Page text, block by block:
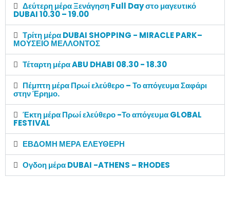
Δεύτερη μέρα Ξενάγηση Full Day στο μαγευτικό
DUBAI 10.30 – 19.00
Τρίτη μέρα DUBAI SHOPPING - MIRACLE PARK–
ΜΟΥΣΕΙΟ ΜΕΛΛΟΝΤΟΣ
Τέταρτη μέρα ABU DHABI 08.30 - 18.30
Πέμπτη μέρα Πρωί ελεύθερο – Το απόγευμα Σαφάρι
στην Έρημο.
Έκτη μέρα Πρωί ελεύθερο -Το απόγευμα GLOBAL
FESTIVAL
ΕΒΔΟΜΗ ΜΕΡΑ ΕΛΕΥΘΕΡΗ
Ογδοη μέρα DUBAI -ATHENS – RHODES